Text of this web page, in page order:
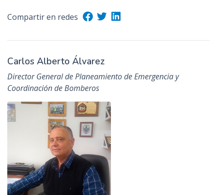
Compartir en redes
Carlos Alberto Álvarez
Director General de Planeamiento de Emergencia y
Coordinación de Bomberos